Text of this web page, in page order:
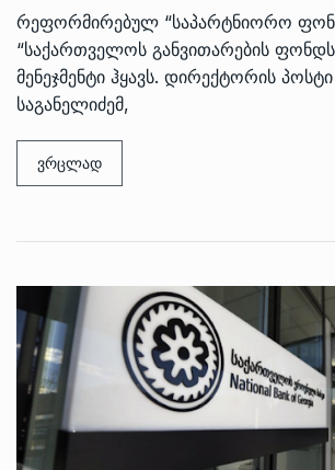
რეფორმირებულ “საპარტნიორო
“საქართველოს განვითარების
მენეჯმენტი ჰყავს. დირექტორის
საგანელიძემ,
ვრცლად